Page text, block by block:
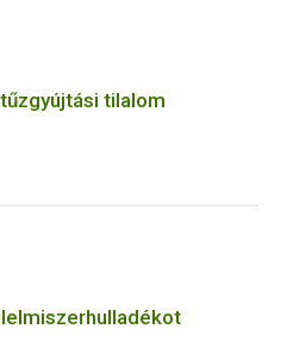
tilalom